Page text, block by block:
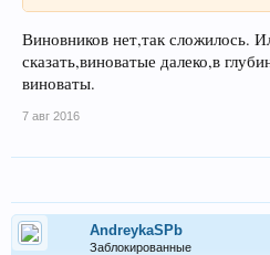
Виновников нет,так сложилось.
сказать,виноватые далеко,в
виноваты.
7 авг 2016
AndreykaSPb
Заблокированные